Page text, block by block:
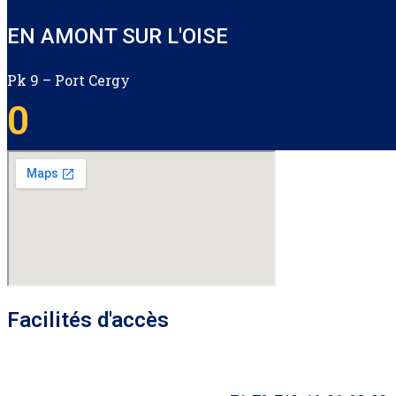
EN AMONT SUR L'OISE
Pk 9 – Port Cergy
0
Facilités d'accès